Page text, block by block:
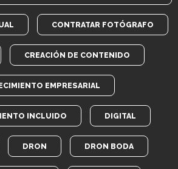
CONTRATAR FOTÓGRAFO
CREACIÓN DE CONTENIDO
EMPRESARIAL
INCLUIDO DIGITAL
DRON DRON BODA